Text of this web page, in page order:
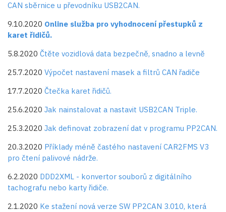
CAN sběrnice u převodníku USB2CAN.
9.10.2020 Online služba pro vyhodnocení přestupků z
karet řidičů.
5.8.2020 Čtěte vozidlová data bezpečně, snadno a levně
25.7.2020 Výpočet nastavení masek a filtrů CAN řadiče
17.7.2020 Čtečka karet řidičů.
25.6.2020 Jak nainstalovat a nastavit USB2CAN Triple.
25.3.2020 Jak definovat zobrazení dat v programu PP2CAN.
20.3.2020 Příklady méně častého nastavení CAR2FMS V3
pro čtení palivové nádrže.
6.2.2020 DDD2XML - konvertor souborů z digitálního
tachografu nebo karty řidiče.
2.1.2020 Ke stažení nová verze SW PP2CAN 3.010, která